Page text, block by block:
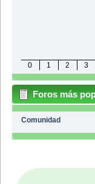
0 1 2 3
Foros más
Comunidad